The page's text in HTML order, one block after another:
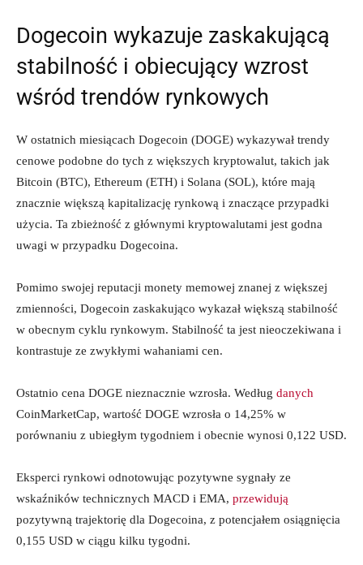
Dogecoin wykazuje zaskakującą
stabilność i obiecujący wzrost
wśród trendów rynkowych
W ostatnich miesiącach Dogecoin (DOGE) wykazywał trendy
cenowe podobne do tych z większych kryptowalut, takich jak
Bitcoin (BTC), Ethereum (ETH) i Solana (SOL), które mają
znacznie większą kapitalizację rynkową i znaczące przypadki
użycia. Ta zbieżność z głównymi kryptowalutami jest godna
uwagi w przypadku Dogecoina.
Pomimo swojej reputacji monety memowej znanej z większej
zmienności, Dogecoin zaskakująco wykazał większą stabilność
w obecnym cyklu rynkowym. Stabilność ta jest nieoczekiwana i
kontrastuje ze zwykłymi wahaniami cen.
Ostatnio cena DOGE nieznacznie wzrosła. Według danych
CoinMarketCap, wartość DOGE wzrosła o 14,25% w
porównaniu z ubiegłym tygodniem i obecnie wynosi 0,122 USD.
Eksperci rynkowi odnotowując pozytywne sygnały ze
wskaźników technicznych MACD i EMA, przewidują
pozytywną trajektorię dla Dogecoina, z potencjałem osiągnięcia
0,155 USD w ciągu kilku tygodni.